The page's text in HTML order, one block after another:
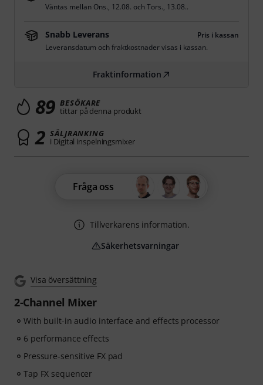
Visa översättning
2-Channel Mixer
With built-in audio interface and effects processor
6 performance effects
Pressure-sensitive FX pad
Tap FX sequencer
Väntas mellan Ons., 12.08. ochTors., 13.08..
Snabb Leverans
Pris i kassan
Leveransdatum och fraktkostnader visas i kassan.
Fraktinformation
89 BESÖKARE
tittar på denna produkt
2 SÄLJRANKING
i Digital inspelningsmixer
Fråga oss
Tillverkarens information.
Säkerhetsvarningar